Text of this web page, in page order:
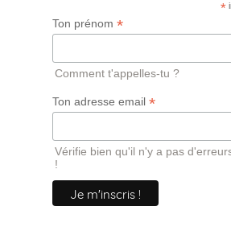
*
Ton prénom *
Comment t'appelles-tu ?
Ton adresse email *
Vérifie bien qu'il n'y a pas
!